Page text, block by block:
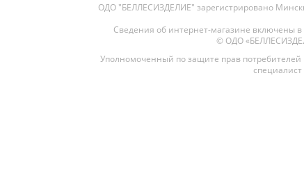
ОДО "БЕЛЛЕСИЗДЕЛИЕ" зарегистрировано
Сведения об интернет-магазине включены в
© ОДО
Уполномоченный по защите прав потребителей